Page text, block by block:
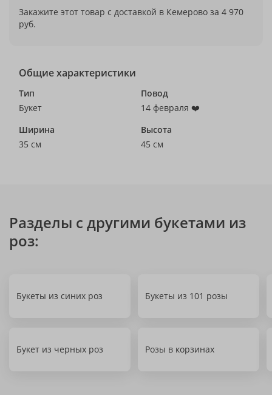
Закажите этот товар с доставкой в Кемерово за 4 970
руб.
Общие характеристики
Тип
Букет
Повод
14 февраля ❤️
Ширина
35 см
Высота
45 см
Разделы с другими букетами из
роз:
Букеты из синих роз Букеты из 101 розы
Букет из черных роз Розы в корзинах